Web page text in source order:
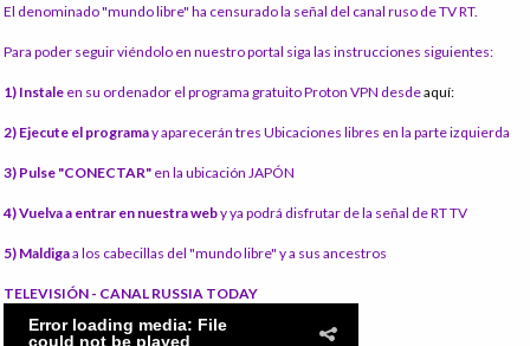
El denominado "mundo libre" ha censurado la señal del canal ruso de TV RT.
Para poder seguir viéndolo en nuestro portal siga las instrucciones siguientes:
1) Instale en su ordenador el programa gratuito Proton VPN desdeaquí:
2) Ejecute el programay aparecerán tres Ubicaciones libres en la parte izquierda
3) Pulse "CONECTAR" en la ubicación JAPÓN
4) Vuelva a entrar en nuestra weby ya podrá disfrutar de la señal de RT TV
5) Maldigaa los cabecillas del "mundo libre" y a sus ancestros
TELEVISIÓN - CANAL RUSSIA TODAY